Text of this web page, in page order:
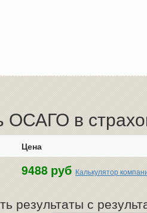
ОСАГО в
Цена
9488 руб Калькулятор
результаты с